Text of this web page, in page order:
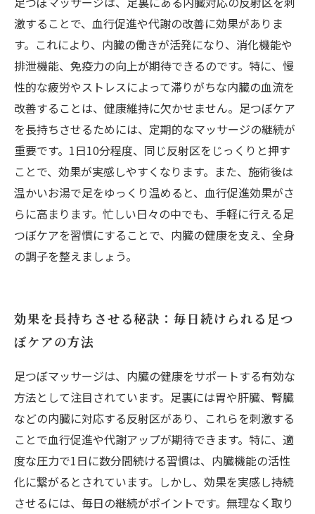
激することで、血行促進や代謝の改善に効果がありま
す。これにより、内臓の働きが活発になり、消化機能や
排泄機能、免疫力の向上が期待できるのです。特に、慢
性的な疲労やストレスによって滞りがちな内臓の血流を
改善することは、健康維持に欠かせません。足つぼケア
を長持ちさせるためには、定期的なマッサージの継続が
重要です。1日10分程度、同じ反射区をじっくりと押す
ことで、効果が実感しやすくなります。また、施術後は
温かいお湯で足をゆっくり温めると、血行促進効果がさ
らに高まります。忙しい日々の中でも、手軽に行える足
つぼケアを習慣にすることで、内臓の健康を支え、全身
の調子を整えましょう。
効果を長持ちさせる秘訣：毎日続けられる足つ
ぼケアの方法
足つぼマッサージは、内臓の健康をサポートする有効な
方法として注目されています。足裏には胃や肝臓、腎臓
などの内臓に対応する反射区があり、これらを刺激する
ことで血行促進や代謝アップが期待できます。特に、適
度な圧力で1日に数分間続ける習慣は、内臓機能の活性
化に繋がるとされています。しかし、効果を実感し持続
させるには、毎日の継続がポイントです。無理なく取り